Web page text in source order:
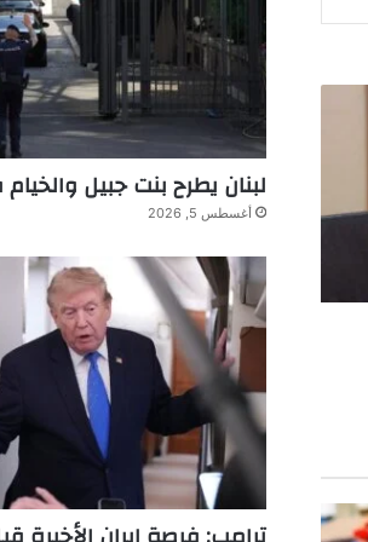
لبنان يطرح بنت جبيل والخيام
أغسطس 5, 2026